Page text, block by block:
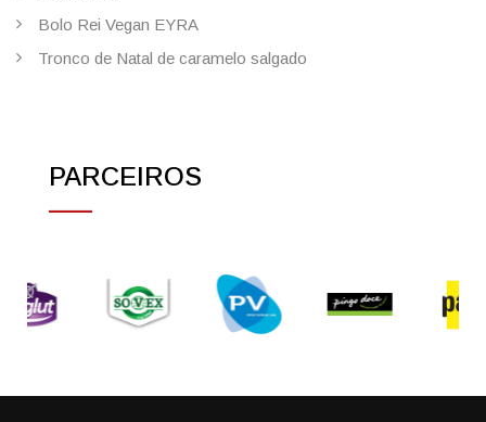
Bolo Rei Vegan EYRA
Tronco de Natal de caramelo salgado
PARCEIROS